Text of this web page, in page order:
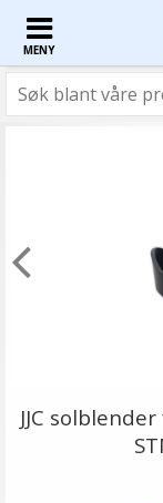
MENY
JJC